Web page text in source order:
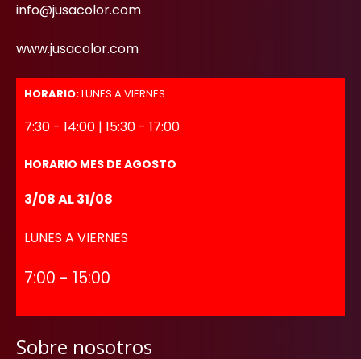
info@jusacolor.com
www.jusacolor.com
HORARIO:LUNES A VIERNES
7:30 - 14:00 | 15:30 - 17:00
HORARIO MES DE AGOSTO
3/08 AL 31/08
LUNES A VIERNES
7:00 - 15:00
Sobre nosotros